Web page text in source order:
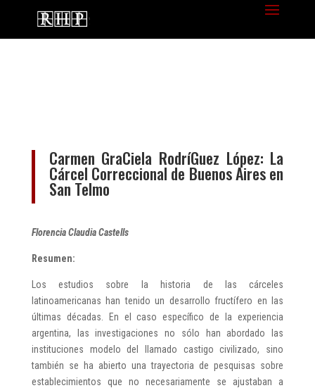
Carmen GraCiela RodríGuez López: La
Cárcel Correccional de Buenos Aires en
San Telmo
Florencia Claudia Castells
Resumen:
Los estudios sobre la historia de las cárceles
latinoamericanas han tenido un desarrollo fructífero en las
últimas décadas. En el caso específico de la experiencia
argentina, las investigaciones no sólo han abordado las
instituciones modelo del llamado castigo civilizado, sino
también se ha abierto una trayectoria de pesquisas sobre
establecimientos que no necesariamente se ajustaban a